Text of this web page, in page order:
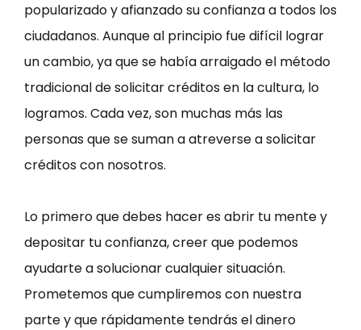
popularizado y afianzado su confianza a todos los
ciudadanos. Aunque al principio fue difícil lograr
un cambio, ya que se había arraigado el método
tradicional de solicitar créditos en la cultura, lo
logramos. Cada vez, son muchas más las
personas que se suman a atreverse a solicitar
créditos con nosotros.
Lo primero que debes hacer es abrir tu mente y
depositar tu confianza, creer que podemos
ayudarte a solucionar cualquier situación.
Prometemos que cumpliremos con nuestra
parte y que rápidamente tendrás el dinero